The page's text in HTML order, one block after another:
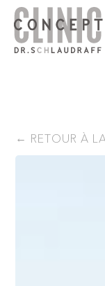
RETOUR À